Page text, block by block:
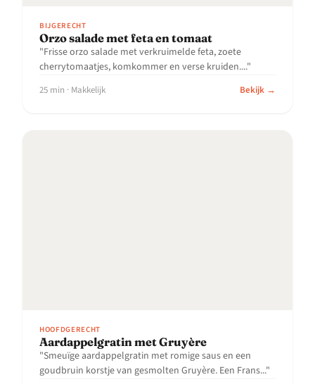
BIJGERECHT
Orzo salade met feta en tomaat
"Frisse orzo salade met verkruimelde feta, zoete
cherrytomaatjes, komkommer en verse kruiden...."
25 min · Makkelijk Bekijk →
HOOFDGERECHT
Aardappelgratin met Gruyère
"Smeuïge aardappelgratin met romige saus en een
goudbruin korstje van gesmolten Gruyère. Een Frans..."